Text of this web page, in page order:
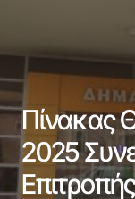
Πίνακας
2025